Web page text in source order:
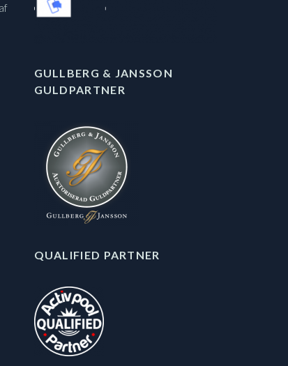
GULLBERG & JANSSON
GULDPARTNER
QUALIFIED PARTNER